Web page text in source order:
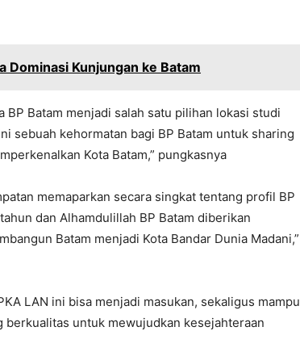
Dominasi Kunjungan ke Batam
BP Batam menjadi salah satu pilihan lokasi studi
sebuah kehormatan bagi BP Batam untuk sharing
Kota Batam,” pungkasnya
memaparkan secara singkat tentang profil BP
dan Alhamdulillah BP Batam diberikan
Batam menjadi Kota Bandar Dunia Madani,”
LAN ini bisa menjadi masukan, sekaligus mampu
untuk mewujudkan kesejahteraan